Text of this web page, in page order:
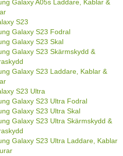
Galaxy A05s Laddare, Kablar &
S23
Galaxy S23 Fodral
Galaxy S23 Skal
Galaxy S23 Skärmskydd &
Galaxy S23 Laddare, Kablar &
S23 Ultra
Galaxy S23 Ultra Fodral
Galaxy S23 Ultra Skal
Galaxy S23 Ultra Skärmskydd &
Galaxy S23 Ultra Laddare, Kablar